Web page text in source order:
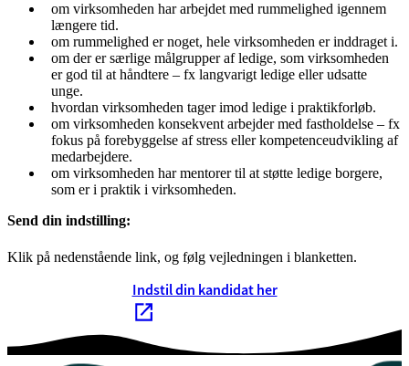
om virksomheden har arbejdet med rummelighed igennem
længere tid.
om rummelighed er noget, hele virksomheden er inddraget i.
om der er særlige målgrupper af ledige, som virksomheden
er god til at håndtere – fx langvarigt ledige eller udsatte
unge.
hvordan virksomheden tager imod ledige i praktikforløb.
om virksomheden konsekvent arbejder med fastholdelse – fx
fokus på forebyggelse af stress eller kompetenceudvikling af
medarbejdere.
om virksomheden har mentorer til at støtte ledige borgere,
som er i praktik i virksomheden.
Send din indstilling:
Klik på nedenstående link, og følg vejledningen i blanketten.
Indstil din kandidat her